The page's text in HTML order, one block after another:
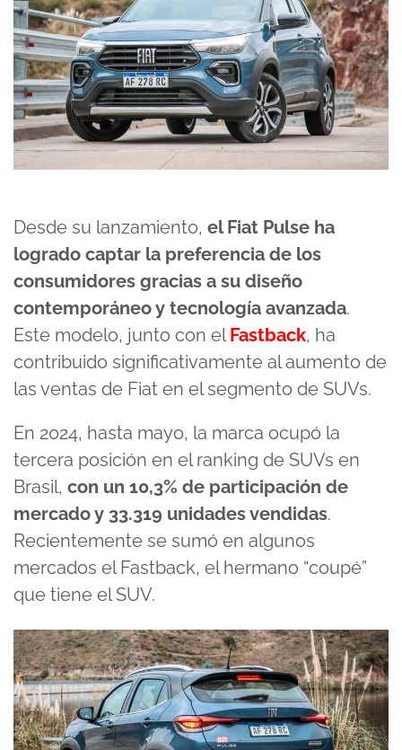
Desde su lanzamiento, el Fiat Pulse ha
logrado captar la preferencia de los
consumidores gracias a su diseño
contemporáneo y tecnología avanzada.
Este modelo, junto con elFastback, ha
contribuido significativamente al aumento de
las ventas de Fiat en el segmento de SUVs.
En 2024, hasta mayo, la marca ocupó la
tercera posición en el ranking de SUVs en
Brasil, con un 10,3% de participación de
mercado y 33.319 unidades vendidas.
Recientemente se sumó en algunos
mercados el Fastback, el hermano “coupé”
que tiene el SUV.